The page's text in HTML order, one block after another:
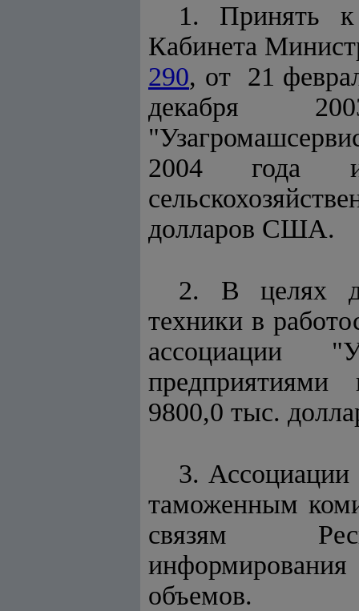
1. Принять к
Кабинета
290, от 21
декабря
2004 года
долларов США.
2. В целях
техники в
ассоциации
предприятиями
9800,0 тыс.
3. Ассоциации
таможенным
связям
объемов.